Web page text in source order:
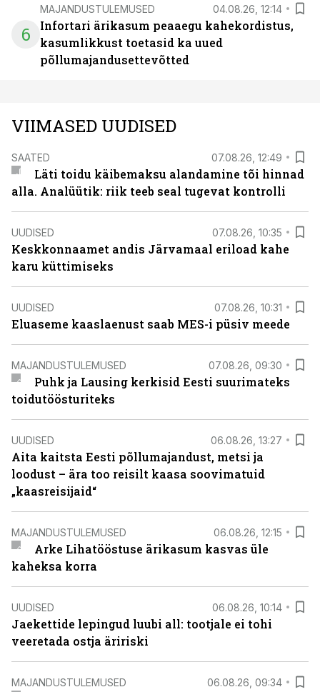
6
MAJANDUSTULEMUSED 04.08.26, 12:14
Infortari ärikasum peaaegu kahekordistus,
kasumlikkust toetasid ka uued
põllumajandusettevõtted
VIIMASED UUDISED
SAATED 07.08.26, 12:49
Läti toidu käibemaksu alandamine tõi hinnad
alla. Analüütik: riik teeb seal tugevat kontrolli
UUDISED 07.08.26, 10:35
Keskkonnaamet andis Järvamaal eriload kahe
karu küttimiseks
UUDISED 07.08.26, 10:31
Eluaseme kaaslaenust saab MES-i püsiv meede
MAJANDUSTULEMUSED 07.08.26, 09:30
Puhk ja Lausing kerkisid Eesti suurimateks
toidutöösturiteks
UUDISED 06.08.26, 13:27
Aita kaitsta Eesti põllumajandust, metsi ja
loodust – ära too reisilt kaasa soovimatuid
„kaasreisijaid“
MAJANDUSTULEMUSED 06.08.26, 12:15
Arke Lihatööstuse ärikasum kasvas üle
kaheksa korra
UUDISED 06.08.26, 10:14
Jaekettide lepingud luubi all: tootjale ei tohi
veeretada ostja äririski
MAJANDUSTULEMUSED 06.08.26, 09:34